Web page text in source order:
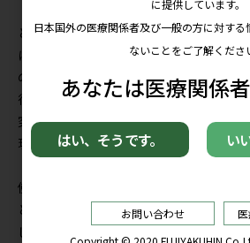
その後佐賀大学（2003年に佐賀医科大
と、野出先生は尿酸降下薬を使った多施
に着手されており、私も手伝わせてもら
の研究は2020年に主解析の結果を報告し
行中です。また、2021年からは別の新規
究に携わり、そちらも2023年に解析結果
現在はさらに新たな研究を検討中です。
一連の尿酸に関する研究でわれわれ
使って尿酸値を下げれば循環器病のリス
ということです。これまでなかなか明確
したが、2021年からの研究で、尿酸値の